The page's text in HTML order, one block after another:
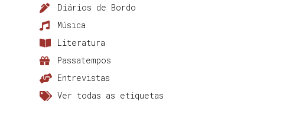
Diários de Bordo
Música
Literatura
Passatempos
Entrevistas
Ver todas as etiquetas